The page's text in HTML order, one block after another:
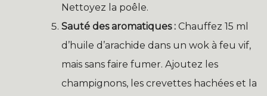
Nettoyez la poêle.
Sauté des aromatiques : Chauffez 15 ml
d’huile d’arachide dans un wok à feu vif,
mais sans faire fumer. Ajoutez les
champignons, les crevettes hachées et la